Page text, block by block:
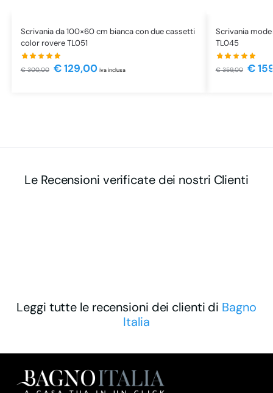
Scrivania da 100×60 cm bianca con due cassetti
color rovere TL051
€300,00 €129,00 iva inclusa
Scrivania
TL045
€359,00 €
Le Recensioni verificate dei nostri Clienti
Leggi tutte le recensioni dei clienti di Bagno
Italia